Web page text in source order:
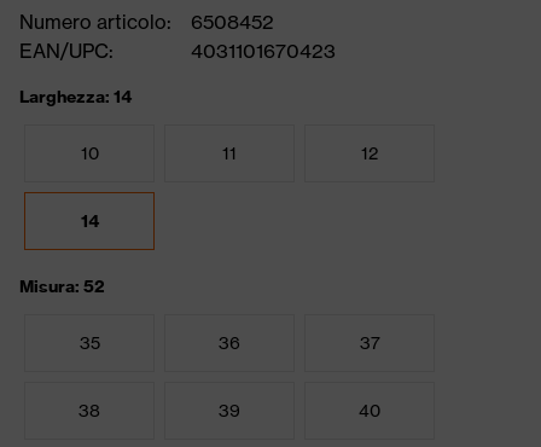
Numero articolo:
6508452
EAN/UPC:
4031101670423
Larghezza: 14
10 11 12
14
Misura: 52
35 36 37
38 39 40